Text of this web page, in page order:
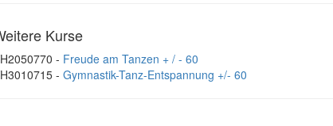
Kurse
- Freude am Tanzen + / - 60
- Gymnastik-Tanz-Entspannung +/- 60